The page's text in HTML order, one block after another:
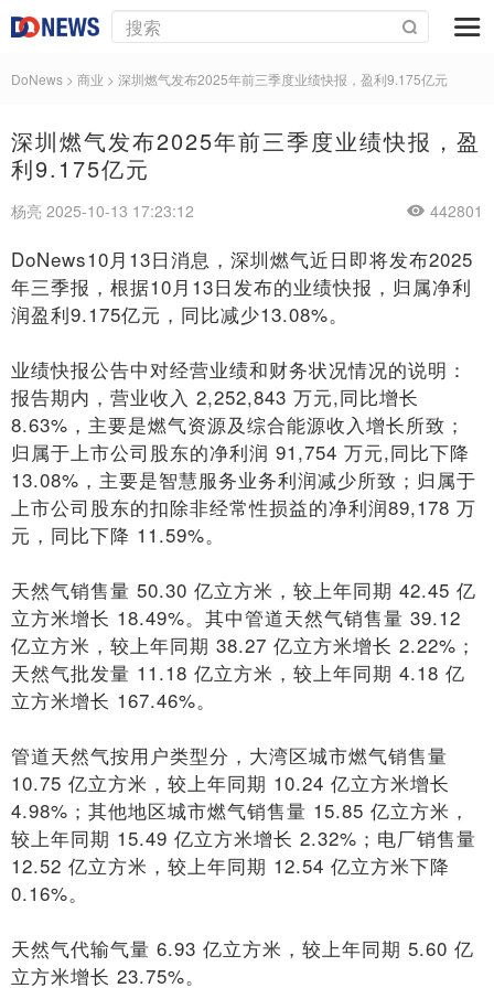
DoNews > 商业 > 深圳燃气发布2025年前三季度业绩快报，盈利9.175亿元
深圳燃气发布2025年前三季度业绩快报，盈
利9.175亿元
杨亮 2025-10-13 17:23:12 442801
DoNews10月13日消息，深圳燃气近日即将发布2025
年三季报，根据10月13日发布的业绩快报，归属净利
润盈利9.175亿元，同比减少13.08%。
业绩快报公告中对经营业绩和财务状况情况的说明：
报告期内，营业收入 2,252,843 万元,同比增长
8.63%，主要是燃气资源及综合能源收入增长所致；
归属于上市公司股东的净利润 91,754 万元,同比下降
13.08%，主要是智慧服务业务利润减少所致；归属于
上市公司股东的扣除非经常性损益的净利润89,178 万
元，同比下降 11.59%。
天然气销售量 50.30 亿立方米，较上年同期 42.45 亿
立方米增长 18.49%。其中管道天然气销售量 39.12
亿立方米，较上年同期 38.27 亿立方米增长 2.22%；
天然气批发量 11.18 亿立方米，较上年同期 4.18 亿
立方米增长 167.46%。
管道天然气按用户类型分，大湾区城市燃气销售量
10.75 亿立方米，较上年同期 10.24 亿立方米增长
4.98%；其他地区城市燃气销售量 15.85 亿立方米，
较上年同期 15.49 亿立方米增长 2.32%；电厂销售量
12.52 亿立方米，较上年同期 12.54 亿立方米下降
0.16%。
天然气代输气量 6.93 亿立方米，较上年同期 5.60 亿
立方米增长 23.75%。